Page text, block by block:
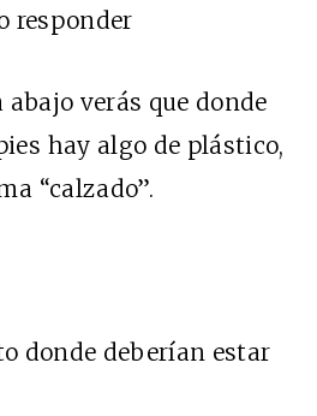
responder
verás que donde
hay algo de plástico,
“calzado”.
donde deberían estar